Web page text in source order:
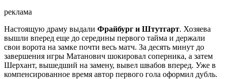
реклама
Настоящую драму выдали Фрайбург и Штутгарт. Хозяева
вышли вперед еще до середины первого тайма и держали
свои ворота на замке почти весь матч. За десять минут до
завершения игры Матанович шокировал соперника, а затем
Шерхант, вышедший на замену, вывел швабов вперед. Уже в
компенсированное время автор первого гола оформил дубль.